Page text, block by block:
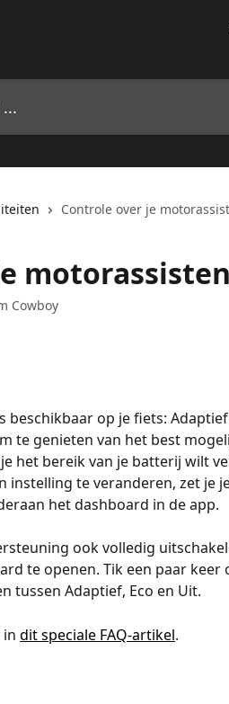
Controle over je
Cowboy
beschikbaar op je fiets:
te genieten van het best
het bereik van je batterij wilt
instelling te veranderen, zet je
het dashboard in de app.
ook volledig
te openen. Tik een paar keer
tussen Adaptief, Eco en Uit.
in dit speciale FAQ-artikel.